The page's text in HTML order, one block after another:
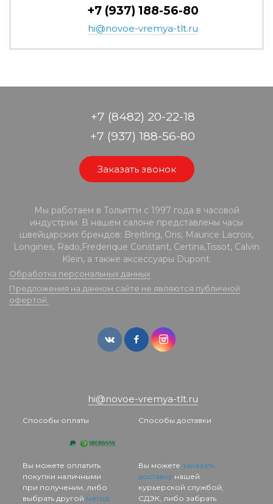
+7 (937) 188-56-80
hi@novoe-vremya-tlt.ru
+7 (8482) 20-22-18
+7 (937) 188-56-80
Заказать звонок
Мы работаем в Тольятти с 1997 года в часовой
индустрии. В нашем салоне представлены часы
швейцарских брендов: Breitling, Oris, Maurice Lacroix,
Longines, Rado,Frederique Constant, Certina,Tissot, Calvin
Klein, а также аксессуары Dupont.
Обработка персональных данных
Предложения на данном сайте не являются публичной
офертой.
hi@novoe-vremya-tlt.ru
Способы оплаты
Вы можете оплатить
покупки наличными
при получении, либо
выбрать другой метод
Способы доставки
Вы можете заказать
доставкунашей
курьерской службой,
СДЭК, либо забрать